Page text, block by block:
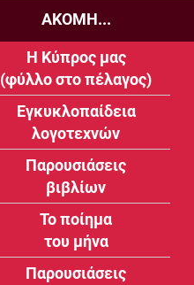
ΑΚΟΜΗ...
Η Κύπρος μας
(φύλλο στο πέλαγος)
Εγκυκλοπαίδεια
λογοτεχνών
Παρουσιάσεις
βιβλίων
Το ποίημα
του μήνα
Παρουσιάσεις